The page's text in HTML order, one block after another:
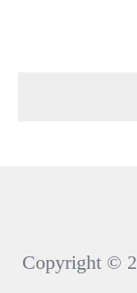
Copyright ©